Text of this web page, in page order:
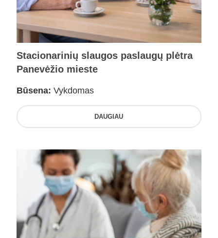
Stacionarinių slaugos paslaugų plėtra
Panevėžio mieste
Būsena: Vykdomas
DAUGIAU